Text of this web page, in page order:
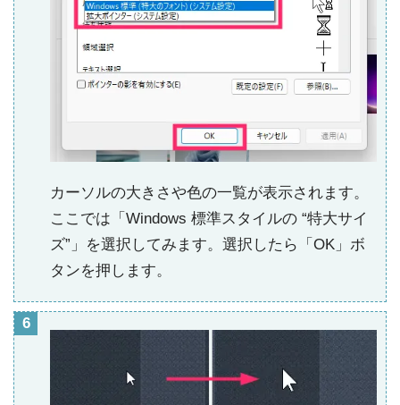
カーソルの大きさや色の一覧が表示されます。
ここでは「Windows 標準スタイルの “特大サイ
ズ”」を選択してみます。選択したら「OK」ボ
タンを押します。